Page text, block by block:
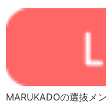
MARUKADOの選抜メ